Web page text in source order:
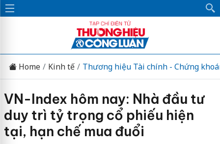
Home Kinh tế Thương hiệu Tài chính - Chứng
VN-Index hôm nay: Nhà đầu tư
duy trì tỷ trọng cổ phiếu hiện
tại, hạn chế mua đuổi